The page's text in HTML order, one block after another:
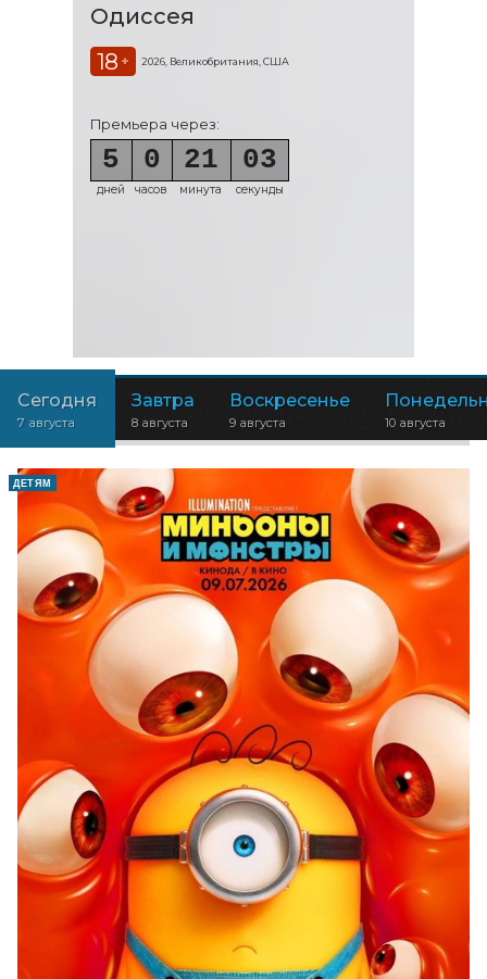
Одиссея
18 + 2026, Великобритания, США
Премьера через:
5
дней
0
часов
21
минута
01
секунда
Сегодня
7 августа
Завтра
8 августа
Воскресенье
9 августа 10 августа
ДЕТЯМ